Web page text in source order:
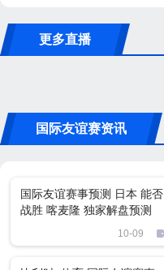
更多直播
国际友谊赛资讯
国际友谊赛事预测 日本 能否
战胜 喀麦隆 独家解盘预测
10-09